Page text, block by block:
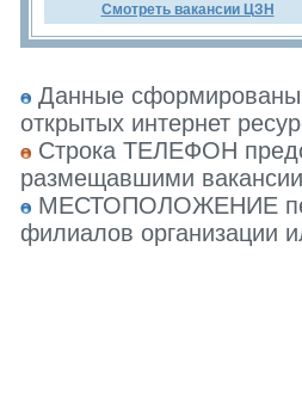
Смотреть вакансии ЦЗН
Данные сформированы
открытых интернет
Строка ТЕЛЕФОН
размещавшими вакансии
МЕСТОПОЛОЖЕНИЕ
филиалов организации